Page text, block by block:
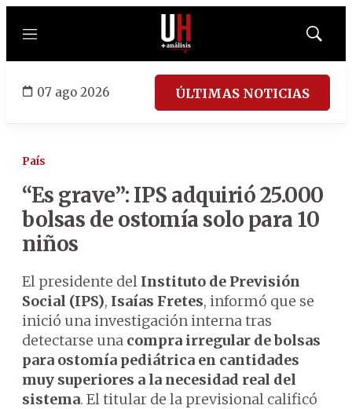
Menú
Mostrar
07 ago 2026 ÚLTIMAS NOTICIAS
País
“Es grave”: IPS adquirió 25.000
bolsas de ostomía solo para 10
niños
El presidente del Instituto de Previsión
Social (IPS), Isaías Fretes, informó que se
inició una investigación interna tras
detectarse una compra irregular de bolsas
para ostomía pediátrica en cantidades
muy superiores a la necesidad real del
sistema. El titular de la previsional calificó